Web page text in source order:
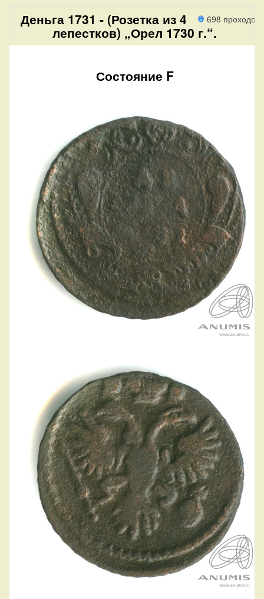
698 проходов
Деньга 1731 - (Розетка из 4
лепестков) „Орел 1730 г.“.
Состояние F